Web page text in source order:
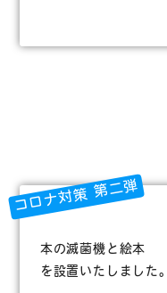
コロナ対策 第二弾
本の滅菌機と絵本
を設置いたしました。